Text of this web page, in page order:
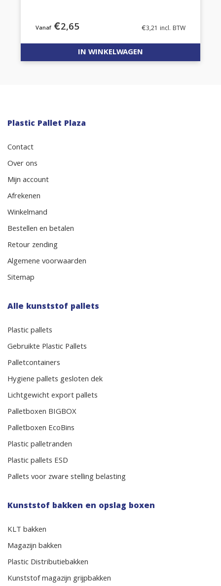
€2,65 €3,21 incl. BTW
IN WINKELWAGEN
Plastic Pallet Plaza
Contact
Over ons
Mijn account
Afrekenen
Winkelmand
Bestellen en betalen
Retour zending
Algemene voorwaarden
Sitemap
Alle kunststof pallets
Plastic pallets
Gebruikte Plastic Pallets
Palletcontainers
Hygiene pallets gesloten dek
Lichtgewicht export pallets
Palletboxen BIGBOX
Palletboxen EcoBins
Plastic palletranden
Plastic pallets ESD
Pallets voor zware stelling belasting
Kunststof bakken en opslag boxen
KLT bakken
Magazijn bakken
Plastic Distributiebakken
Kunststof magazijn grijpbakken